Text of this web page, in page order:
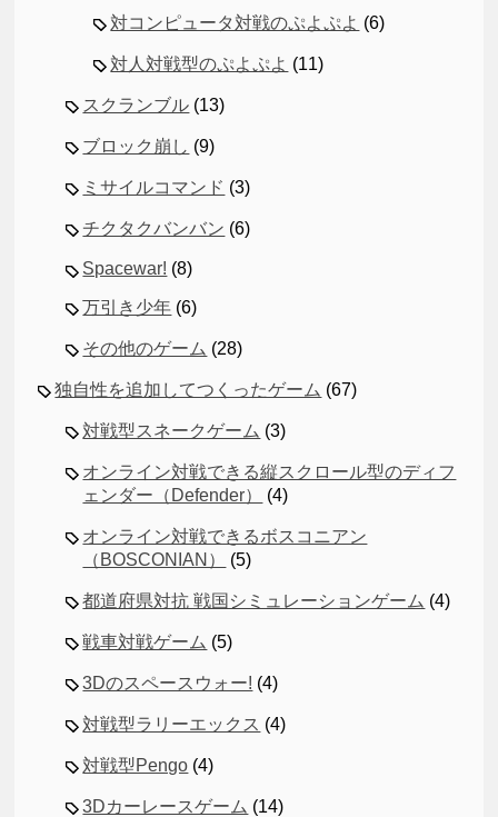
対コンピュータ対戦のぷよぷよ (6)
対人対戦型のぷよぷよ (11)
スクランブル (13)
ブロック崩し (9)
ミサイルコマンド (3)
チクタクバンバン (6)
Spacewar! (8)
万引き少年 (6)
その他のゲーム (28)
独自性を追加してつくったゲーム (67)
対戦型スネークゲーム (3)
オンライン対戦できる縦スクロール型のディフ
ェンダー（Defender）
(4)
オンライン対戦できるボスコニアン
（BOSCONIAN）
(5)
都道府県対抗 戦国シミュレーションゲーム (4)
戦車対戦ゲーム (5)
3Dのスペースウォー! (4)
対戦型ラリーエックス (4)
対戦型Pengo (4)
3Dカーレースゲーム (14)